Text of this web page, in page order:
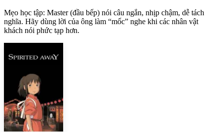
Mẹo học tập: Master (đầu bếp) nói câu ngắn, nhịp chậm, dễ tách
nghĩa. Hãy dùng lời của ông làm “mốc” nghe khi các nhân vật
khách nói phức tạp hơn.